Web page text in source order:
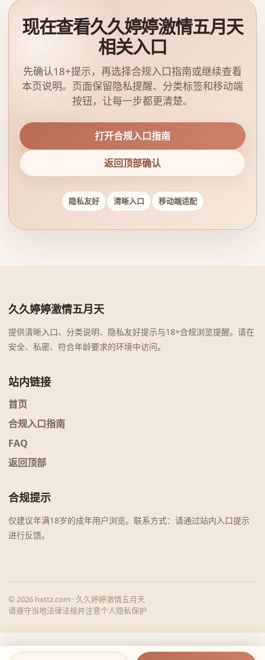
现在查看久久婷婷激情五月天
相关入口
先确认18+提示，再选择合规入口指南或继续查看
本页说明。页面保留隐私提醒、分类标签和移动端
按钮，让每一步都更清楚。
打开合规入口指南
返回顶部确认
隐私友好 清晰入口 移动端适配
久久婷婷激情五月天
提供清晰入口、分类说明、隐私友好提示与18+合规浏览提醒。请在
安全、私密、符合年龄要求的环境中访问。
站内链接
首页
合规入口指南
FAQ
返回顶部
合规提示
仅建议年满18岁的成年用户浏览。联系方式：请通过站内入口提示
进行反馈。
© 2026 hxttz.com · 久久婷婷激情五月天
请遵守当地法律法规并注意个人隐私保护